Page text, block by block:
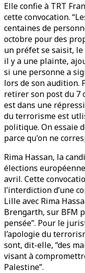
Elle confie à TRT
cette convocation.
centaines de
octobre pour des
un préfet se saisit,
il y a une plainte,
si une personne a
lors de son audition.
retirer son post du 7
est dans une
du terrorisme est
politique. On essaie
parce qu'on ne
Rima Hassan, la
élections
avril. Cette
l’interdiction d’une
Lille avec Rima
Brengarth, sur BFM
pensée”. Pour le
l’apologie du
sont, dit-elle, “des
visant à
Palestine”.